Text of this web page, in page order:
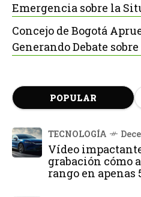
Emergencia sobre la
Concejo de Bogotá
Generando Debate
POPULAR
TECNOLOGÍA
Vídeo
grabación cómo
rango en apenas